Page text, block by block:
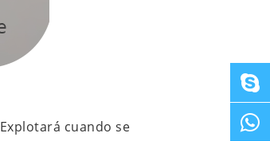
Explotará cuando se